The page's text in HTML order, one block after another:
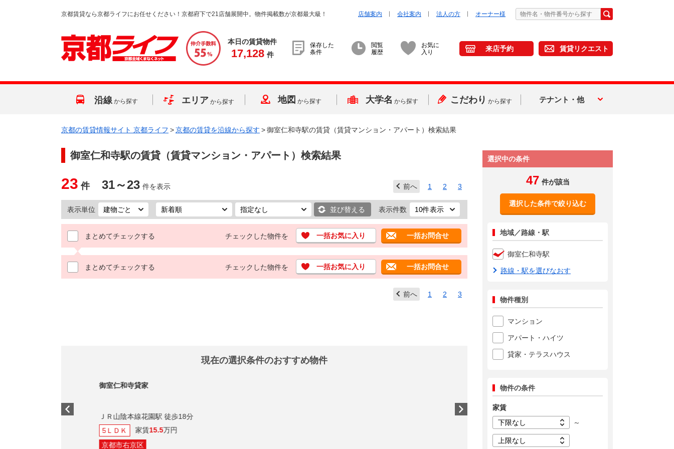
京都賃貸なら京都ライフにお任せください！京都府下で21店舗展開中。物件掲載数が京都最大級！ 店舗案内 会社案内 法人の方 オーナー様
本日の賃貸物件
17,128 件
保存した
条件
閲覧
履歴
お気に
入り
来店予約 賃貸リクエスト
沿線 から探す エリア から探す 地図 から探す 大学名 から探す こだわり から探す テナント・他
京都の賃貸情報サイト 京都ライフ >京都の賃貸を沿線から探す >御室仁和寺駅の賃貸（賃貸マンション・アパート）検索結果
御室仁和寺駅の賃貸（賃貸マンション・アパート）検索結果
23 件 31～23 件を表示 前へ 1 2 3
表示単位 並び替える 表示件数
まとめてチェックする チェックした物件を 一括お気に入り 一括お問合せ
まとめてチェックする チェックした物件を 一括お気に入り 一括お問合せ
前へ 1 2 3
現在の選択条件のおすすめ物件
御室仁和寺貸家
ＪＲ山陰本線花園駅 徒歩18分
5ＬＤＫ
家賃 15.5万円
京都市右京区
選択中の条件
47 件が該当
選択した条件で絞り込む
地域／路線・駅
御室仁和寺駅
路線・駅を選びなおす
物件種別
マンション
アパート・ハイツ
貸家・テラスハウス
物件の条件
家賃
～